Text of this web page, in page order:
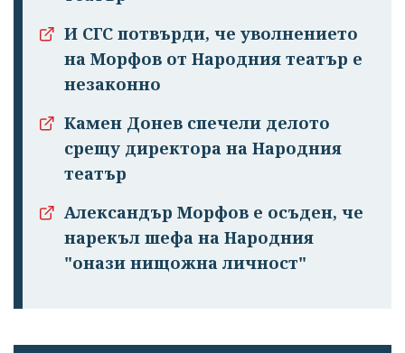
И СГС потвърди, че уволнението
на Морфов от Народния театър е
незаконно
Камен Донев спечели делото
срещу директора на Народния
театър
Александър Морфов е осъден, че
нарекъл шефа на Народния
"онази нищожна личност"